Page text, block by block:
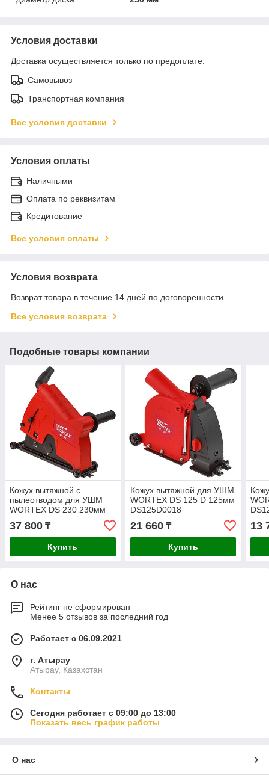
Условия доставки
Доставка осуществляется только по предоплате.
Самовывоз
Транспортная компания
Все условия доставки
Условия оплаты
Наличными
Оплата по реквизитам
Кредитование
Все условия оплаты
Условия возврата
Возврат товара в течение 14 дней по договоренности
Все условия возврата
Подобные товары компании
Кожух вытяжной с
пылеотводом для УШМ
WORTEX DS 230 230мм
DS23000018
37 800 ₸
Купить
Кожух вытяжной для УШМ
WORTEX DS 125 D 125мм
DS125D0018
21 660₸
Купить
13
О нас
Рейтинг не сформирован
Менее 5 отзывов за последний год
Работает с 06.09.2021
г. Атырау
Атырау, Казахстан
Контакты
Сегодня работает с 09:00 до 13:00
Показать весь график работы
О нас